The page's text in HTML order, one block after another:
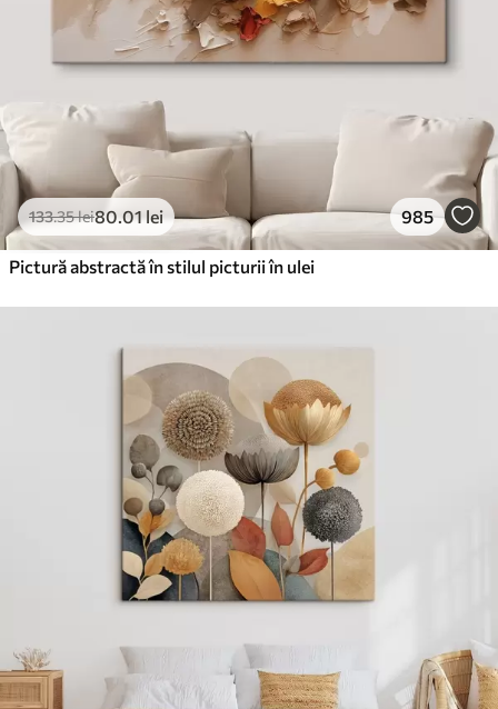
133.35lei80.01lei 985
Pictură abstractă în stilul picturii în ulei